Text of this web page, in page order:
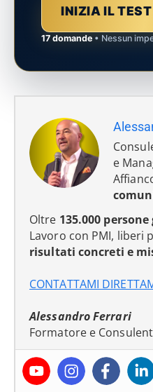
INIZIA IL
17 domande • Nessun
e
Oltre 135.000
Lavoro con PMI, liberi
risultati concreti e
CONTATTAMI
Alessandro Ferrari
Formatore e